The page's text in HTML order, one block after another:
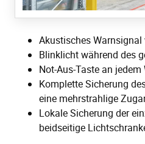
Akustisches
Blinklicht während des
Not-Aus-Taste an jedem
Komplette Sicherung
eine mehrstrahlige
Lokale Sicherung der
beidseitige